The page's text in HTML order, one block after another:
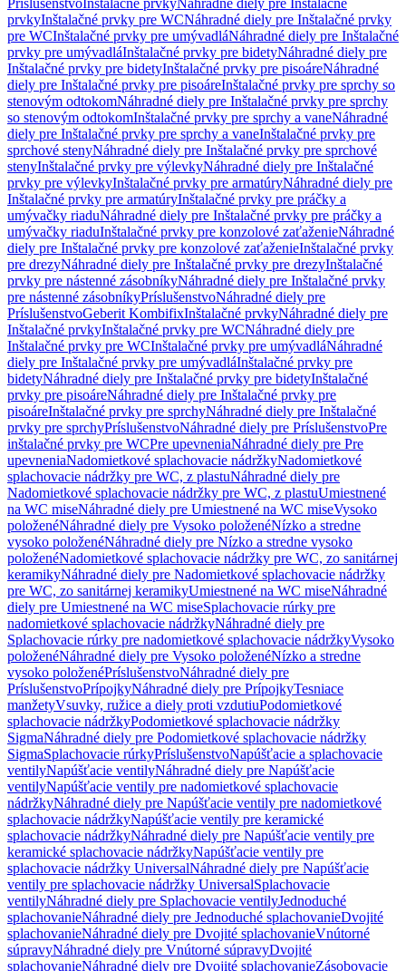
PríslušenstvoInštalačné prvkyNáhradné diely pre Inštalačné
prvkyInštalačné prvky pre WCNáhradné diely pre Inštalačné prvky
pre WCInštalačné prvky pre umývadláNáhradné diely pre Inštalačné
prvky pre umývadláInštalačné prvky pre bidetyNáhradné diely pre
Inštalačné prvky pre bidetyInštalačné prvky pre pisoáreNáhradné
diely pre Inštalačné prvky pre pisoáreInštalačné prvky pre sprchy so
stenovým odtokomNáhradné diely pre Inštalačné prvky pre sprchy
so stenovým odtokomInštalačné prvky pre sprchy a vaneNáhradné
diely pre Inštalačné prvky pre sprchy a vaneInštalačné prvky pre
sprchové stenyNáhradné diely pre Inštalačné prvky pre sprchové
stenyInštalačné prvky pre výlevkyNáhradné diely pre Inštalačné
prvky pre výlevkyInštalačné prvky pre armatúryNáhradné diely pre
Inštalačné prvky pre armatúryInštalačné prvky pre práčky a
umývačky riaduNáhradné diely pre Inštalačné prvky pre práčky a
umývačky riaduInštalačné prvky pre konzolové zaťaženieNáhradné
diely pre Inštalačné prvky pre konzolové zaťaženieInštalačné prvky
pre drezyNáhradné diely pre Inštalačné prvky pre drezyInštalačné
prvky pre nástenné zásobníkyNáhradné diely pre Inštalačné prvky
pre nástenné zásobníkyPríslušenstvoNáhradné diely pre
PríslušenstvoGeberit KombifixInštalačné prvkyNáhradné diely pre
Inštalačné prvkyInštalačné prvky pre WCNáhradné diely pre
Inštalačné prvky pre WCInštalačné prvky pre umývadláNáhradné
diely pre Inštalačné prvky pre umývadláInštalačné prvky pre
bidetyNáhradné diely pre Inštalačné prvky pre bidetyInštalačné
prvky pre pisoáreNáhradné diely pre Inštalačné prvky pre
pisoáreInštalačné prvky pre sprchyNáhradné diely pre Inštalačné
prvky pre sprchyPríslušenstvoNáhradné diely pre PríslušenstvoPre
inštalačné prvky pre WCPre upevneniaNáhradné diely pre Pre
upevneniaNadomietkové splachovacie nádržkyNadomietkové
splachovacie nádržky pre WC, z plastuNáhradné diely pre
Nadomietkové splachovacie nádržky pre WC, z plastuUmiestnené
na WC miseNáhradné diely pre Umiestnené na WC miseVysoko
položenéNáhradné diely pre Vysoko položenéNízko a stredne
vysoko položenéNáhradné diely pre Nízko a stredne vysoko
položenéNadomietkové splachovacie nádržky pre WC, zo sanitárnej
keramikyNáhradné diely pre Nadomietkové splachovacie nádržky
pre WC, zo sanitárnej keramikyUmiestnené na WC miseNáhradné
diely pre Umiestnené na WC miseSplachovacie rúrky pre
nadomietkové splachovacie nádržkyNáhradné diely pre
Splachovacie rúrky pre nadomietkové splachovacie nádržkyVysoko
položenéNáhradné diely pre Vysoko položenéNízko a stredne
vysoko položenéPríslušenstvoNáhradné diely pre
PríslušenstvoPrípojkyNáhradné diely pre PrípojkyTesniace
manžetyVsuvky, ružice a diely proti vzdutiuPodomietkové
splachovacie nádržkyPodomietkové splachovacie nádržky
SigmaNáhradné diely pre Podomietkové splachovacie nádržky
SigmaSplachovacie rúrkyPríslušenstvoNapúšťacie a splachovacie
ventilyNapúšťacie ventilyNáhradné diely pre Napúšťacie
ventilyNapúšťacie ventily pre nadomietkové splachovacie
nádržkyNáhradné diely pre Napúšťacie ventily pre nadomietkové
splachovacie nádržkyNapúšťacie ventily pre keramické
splachovacie nádržkyNáhradné diely pre Napúšťacie ventily pre
keramické splachovacie nádržkyNapúšťacie ventily pre
splachovacie nádržky UniversalNáhradné diely pre Napúšťacie
ventily pre splachovacie nádržky UniversalSplachovacie
ventilyNáhradné diely pre Splachovacie ventilyJednoduché
splachovanieNáhradné diely pre Jednoduché splachovanieDvojité
splachovanieNáhradné diely pre Dvojité splachovanieVnútorné
súpravyNáhradné diely pre Vnútorné súpravyDvojité
splachovanieNáhradné diely pre Dvojité splachovanieZásobovacie